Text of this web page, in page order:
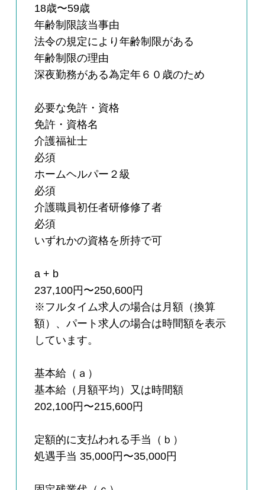
18歳〜59歳
年齢制限該当事由
法令の規定により年齢制限がある
年齢制限の理由
深夜勤務がある為定年６０歳のため
必要な免許・資格
免許・資格名
介護福祉士
必須
ホームヘルパー２級
必須
介護職員初任者研修修了者
必須
いずれかの資格を所持で可
a + b
237,100円〜250,600円
※フルタイム求人の場合は月額（換算
額）、パート求人の場合は時間額を表示
しています。
基本給（ａ）
基本給（月額平均）又は時間額
202,100円〜215,600円
定額的に支払われる手当（ｂ）
処遇手当 35,000円〜35,000円